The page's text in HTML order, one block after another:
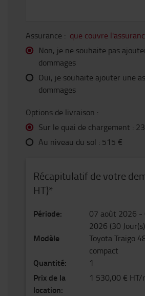
Assurance : que couvre
Non, je ne souhaite pas
dommages
Oui, je souhaite ajouter une
dommages
Options de livraison :
Sur le quai de chargement :
Au niveau du sol : 515 €
Récapitulatif de votre
HT)*
Période: 07 août 2026 -
2026 (30 Jour(s)
Modèle
Toyota Traigo
compact
Quantité: 1
Prix de la
location:
1 530,00 € HT/